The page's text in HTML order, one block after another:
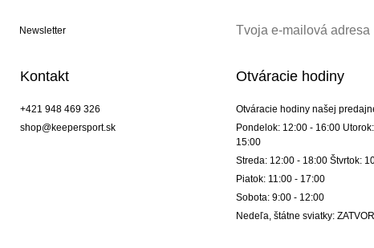
Newsletter
Kontakt
+421 948 469 326
shop@keepersport.sk
Otváracie hodiny
Otváracie hodiny našej
Pondelok: 12:00 - 16:00
15:00
Streda: 12:00 - 18:00 Štvrtok:
Piatok: 11:00 - 17:00
Sobota: 9:00 - 12:00
Nedeľa, štátne sviatky: